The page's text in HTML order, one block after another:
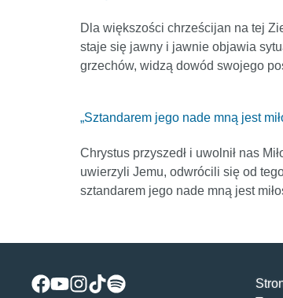
Dla większości chrześcijan na tej
staje się jawny i jawnie objawia
grzechów, widzą dowód swojego
„Sztandarem jego nade mną jest
Chrystus przyszedł i uwolnił nas
uwierzyli Jemu, odwrócili się od
sztandarem jego nade mną jest